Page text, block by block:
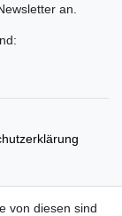
an.
von diesen sind